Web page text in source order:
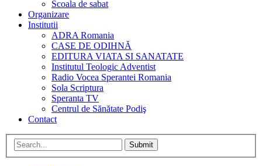
Scoala de sabat
Organizare
Institutii
ADRA Romania
CASE DE ODIHNĂ
EDITURA VIATA SI SANATATE
Institutul Teologic Adventist
Radio Vocea Sperantei Romania
Sola Scriptura
Speranta TV
Centrul de Sănătate Podiş
Contact
Submit